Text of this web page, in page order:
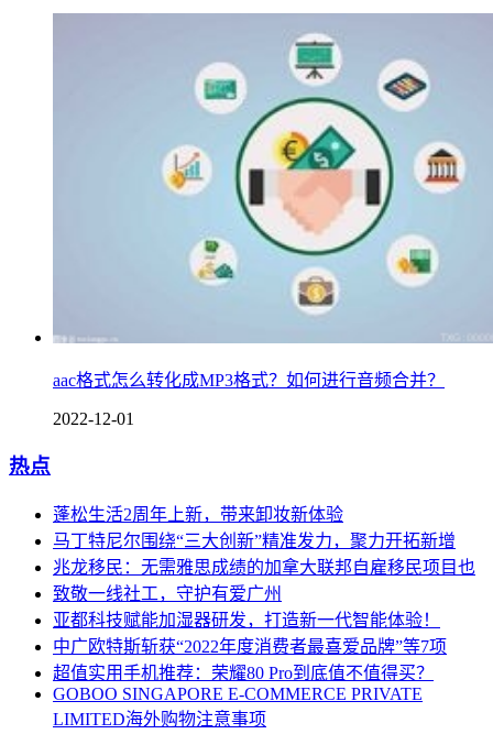
aac格式怎么转化成MP3格式？如何进行音频合并？
2022-12-01
热点
蓬松生活2周年上新，带来卸妆新体验
马丁特尼尔围绕“三大创新”精准发力，聚力开拓新增
兆龙移民：无需雅思成绩的加拿大联邦自雇移民项目也
致敬一线社工，守护有爱广州
亚都科技赋能加湿器研发，打造新一代智能体验！
中广欧特斯斩获“2022年度消费者最喜爱品牌”等7项
超值实用手机推荐：荣耀80 Pro到底值不值得买？
GOBOO SINGAPORE E-COMMERCE PRIVATE
LIMITED海外购物注意事项